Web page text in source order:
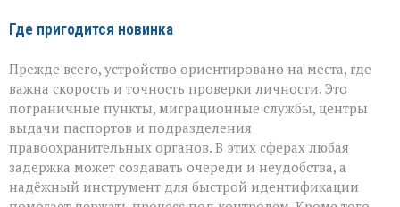
Где пригодится новинка
Прежде всего, устройство ориентировано на места, где
важна скорость и точность проверки личности. Это
пограничные пункты, миграционные службы, центры
выдачи паспортов и подразделения
правоохранительных органов. В этих сферах любая
задержка может создавать очереди и неудобства, а
надёжный инструмент для быстрой идентификации